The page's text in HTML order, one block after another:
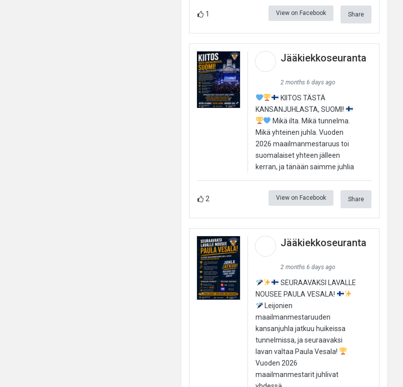
1 View on Facebook Share
Jääkiekkoseuranta
2 months 6 days ago
KIITOS TÄSTÄ
KANSANJUHLASTA, SUOMI!
Mikä ilta. Mikä tunnelma.
Mikä yhteinen juhla. Vuoden
2026 maailmanmestaruus toi
suomalaiset yhteen jälleen
kerran, ja tänään saimme juhlia
2 View on Facebook Share
Jääkiekkoseuranta
2 months 6 days ago
SEURAAVAKSI LAVALLE
NOUSEE PAULA VESALA!
Leijonien
maailmanmestaruuden
kansanjuhla jatkuu huikeissa
tunnelmissa, ja seuraavaksi
lavan valtaa Paula Vesala!
Vuoden 2026
maailmanmestarit juhlivat